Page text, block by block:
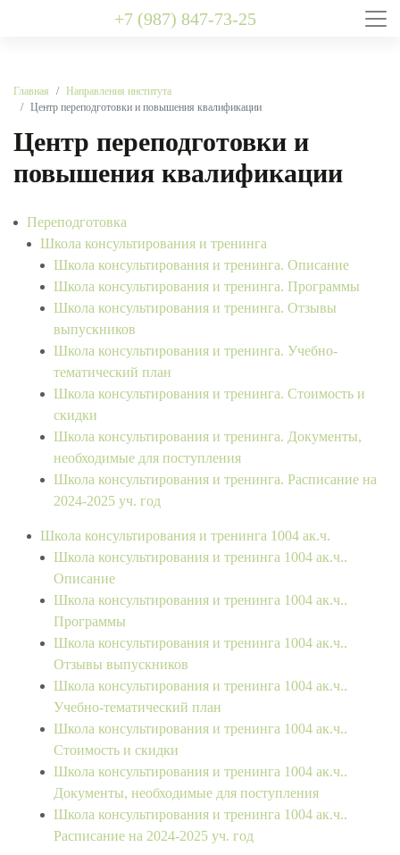
+7 (987) 847-73-25
Главная
Направления института
Центр переподготовки и повышения квалификации
Центр переподготовки и
повышения квалификации
Переподготовка
Школа консультирования и тренинга
Школа консультирования и тренинга. Описание
Школа консультирования и тренинга. Программы
Школа консультирования и тренинга. Отзывы
выпускников
Школа консультирования и тренинга. Учебно-
тематический план
Школа консультирования и тренинга. Стоимость и
скидки
Школа консультирования и тренинга. Документы,
необходимые для поступления
Школа консультирования и тренинга. Расписание на
2024-2025 уч. год
Школа консультирования и тренинга 1004 ак.ч.
Школа консультирования и тренинга 1004 ак.ч..
Описание
Школа консультирования и тренинга 1004 ак.ч..
Программы
Школа консультирования и тренинга 1004 ак.ч..
Отзывы выпускников
Школа консультирования и тренинга 1004 ак.ч..
Учебно-тематический план
Школа консультирования и тренинга 1004 ак.ч..
Стоимость и скидки
Школа консультирования и тренинга 1004 ак.ч..
Документы, необходимые для поступления
Школа консультирования и тренинга 1004 ак.ч..
Расписание на 2024-2025 уч. год